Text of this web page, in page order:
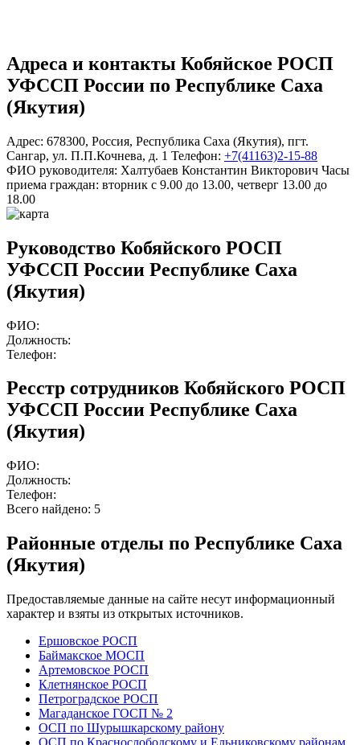
Адреса и контакты Кобяйское РОСП
УФССП России по Республике Саха
(Якутия)
Адрес: 678300, Россия, Республика Саха (Якутия), пгт.
Сангар, ул. П.П.Кочнева, д. 1 Телефон: +7(41163)2-15-88
ФИО руководителя: Халтубаев Константин Викторович Часы
приема граждан: вторник с 9.00 до 13.00, четверг 13.00 до
18.00
Руководство Кобяйского РОСП
УФССП России Республике Саха
(Якутия)
ФИО:
Должность:
Телефон:
Ресстр сотрудников Кобяйского РОСП
УФССП России Республике Саха
(Якутия)
ФИО:
Должность:
Телефон:
Всего найдено: 5
Районные отделы по Республике Саха
(Якутия)
Предоставляемые данные на сайте несут информационный
характер и взяты из открытых источников.
Ершовское РОСП
Баймакское МОСП
Артемовское РОСП
Клетнянское РОСП
Петроградское РОСП
Магаданское ГОСП № 2
ОСП по Шурышкарскому району